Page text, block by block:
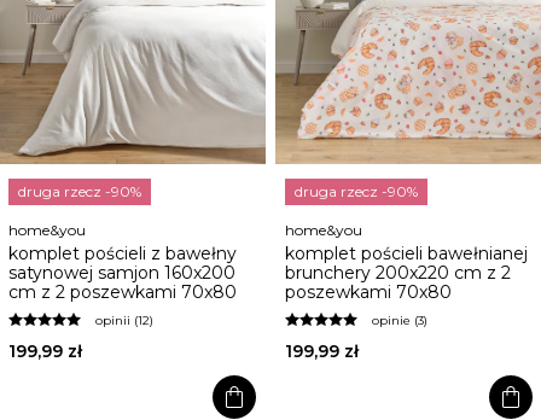
druga rzecz -90%
home&you
komplet pościeli z bawełny
satynowej samjon 160x200
cm z 2 poszewkami 70x80
opinii (12)
199,99 zł
shopping_bag
druga rzecz -90%
home&you
komplet pościeli bawełnianej
brunchery 200x220 cm z 2
poszewkami 70x80
opinie (3)
199,99 zł
shopping_bag